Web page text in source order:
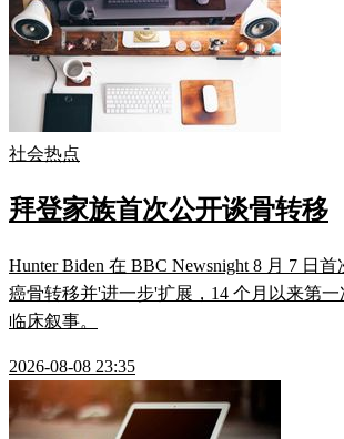
社会热点
拜登家族首次公开谈骨转移
Hunter Biden 在 BBC Newsnight 8 月 7 日
癌骨转移并'进一步'扩展，14 个月以来第
临床叙事。
2026-08-08 23:35